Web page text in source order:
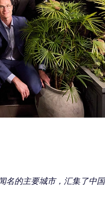
名的主要城市，汇集了中